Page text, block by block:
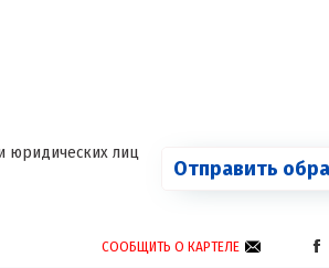
юридических лиц
Отправить
СООБЩИТЬ О КАРТЕЛЕ